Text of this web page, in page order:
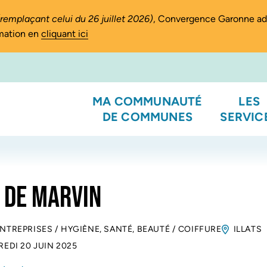
celui du 26 juillet 2026), Convergence Garonne
en cliquant ici
MA COMMUNAUTÉ
DE COMMUNES
LES
MARVIN
/ HYGIÈNE, SANTÉ, BEAUTÉ / COIFFURE
ILLATS
20 JUIN 2025